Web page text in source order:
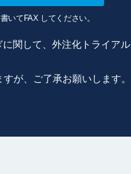
いてFAX してください。
関して、外注化トライアル
が、ご了承お願いします。